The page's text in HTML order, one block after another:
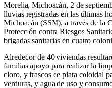
Morelia, Michoacán, 2 de
lluvias registradas en las últimas
Michoacán (SSM), a través de la
Protección contra Riesgos
brigadas sanitarias en cuatro
Alrededor de 40 viviendas
familias apoyo para realizar la
cloro, y frascos de plata coloidal
verduras, y agua de uso y